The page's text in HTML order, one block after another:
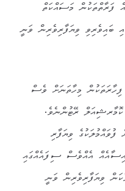
ފަރާތްތަކުން މަސައްކަތް
ބައިވެރިވި ވިޔަފާރިވެރިން ވަނީ
ފިހާރަތަކުން މިހާތަނަށް ވެސް
ރޭޓުންނެވެ.
ވިޔަފާރި
އެއްވެސް ސިފައެއްގައި
ވިޔަފާރިވެރިން ވަނީ